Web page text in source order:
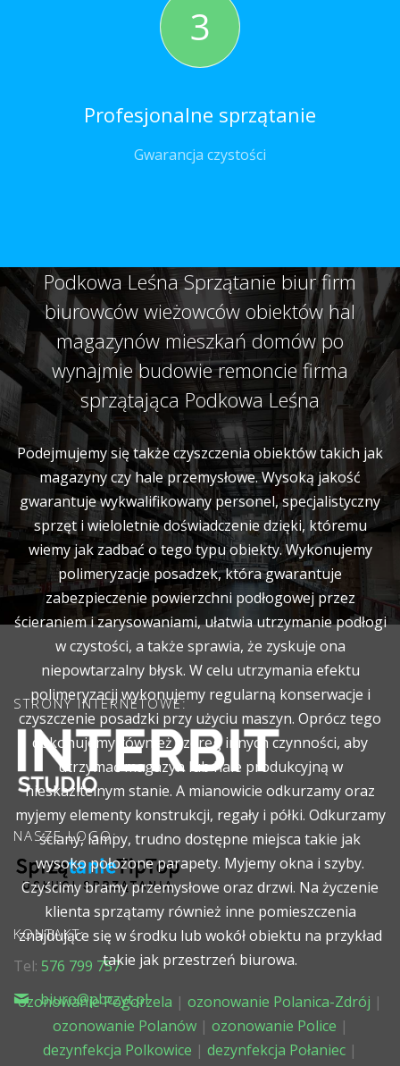
3
Profesjonalne sprzątanie
Gwarancja czystości
Podkowa Leśna Sprzątanie biur firm
biurowców wieżowców obiektów hal
magazynów mieszkań domów po
wynajmie budowie remoncie firma
sprzątająca Podkowa Leśna
Podejmujemy się także czyszczenia obiektów takich jak
magazyny czy hale przemysłowe. Wysoką jakość
gwarantuje wykwalifikowany personel, specjalistyczny
sprzęt i wieloletnie doświadczenie dzięki, któremu
wiemy jak zadbać o tego typu obiekty. Wykonujemy
polimeryzacje posadzek, która gwarantuje
zabezpieczenie powierzchni podłogowej przez
ścieraniem i zarysowaniami, ułatwia utrzymanie podłogi
w czystości, a także sprawia, że zyskuje ona
niepowtarzalny błysk. W celu utrzymania efektu
polimeryzacji wykonujemy regularną konserwacje i
czyszczenie posadzki przy użyciu maszyn. Oprócz tego
dokonujemy również szereg innych czynności, aby
utrzymać magazyn lub hale produkcyjną w
nieskazitelnym stanie. A mianowicie odkurzamy oraz
myjemy elementy konstrukcji, regały i półki. Odkurzamy
ściany, lampy, trudno dostępne miejsca takie jak
wysoko położone parapety. Myjemy okna i szyby.
Czyścimy bramy przemysłowe oraz drzwi. Na życzenie
klienta sprzątamy również inne pomieszczenia
znajdujące się w środku lub wokół obiektu na przykład
takie jak przestrzeń biurowa.
ozonowanie Pogorzela | ozonowanie Polanica-Zdrój |
ozonowanie Polanów| ozonowanie Police |
dezynfekcja Polkowice | dezynfekcja Połaniec |
STRONY INTERNETOWE:
NASZE LOGO:
KONTAKT:
Tel: 576 799 757
biuro@pbczyt.pl